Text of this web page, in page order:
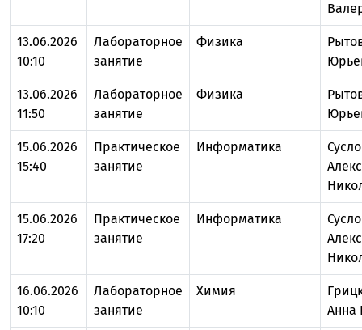
13.06.2026
10:10
Лабораторное
занятие
Физика
13.06.2026
11:50
Лабораторное
занятие
Физика
15.06.2026
15:40
Практическое
занятие
Информатика
15.06.2026
17:20
Практическое
занятие
Информатика
16.06.2026
10:10
Лабораторное
занятие
Химия
Анна